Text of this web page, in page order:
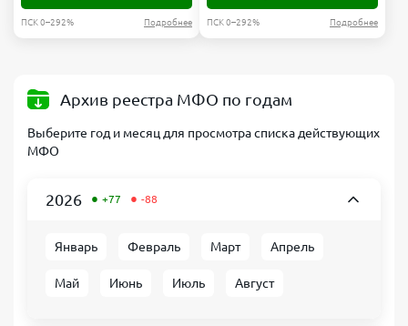
ПСК 0–292% Подробнее ПСК 0–292% Подробнее
Архив реестра МФО по годам
Выберите год и месяц для просмотра списка действующих
МФО
2026 • +77 • -88
Январь Февраль Март Апрель
Май Июнь Июль Август